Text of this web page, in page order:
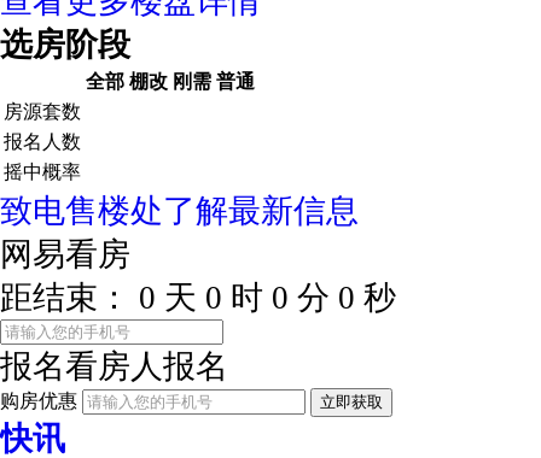
选房阶段
全部 棚改 刚需 普通
房源套数
报名人数
摇中概率
致电售楼处了解最新信息
网易看房
距结束：
0 天 0 时 0 分 0 秒
报名看房人报名
购房优惠 立即获取
快讯